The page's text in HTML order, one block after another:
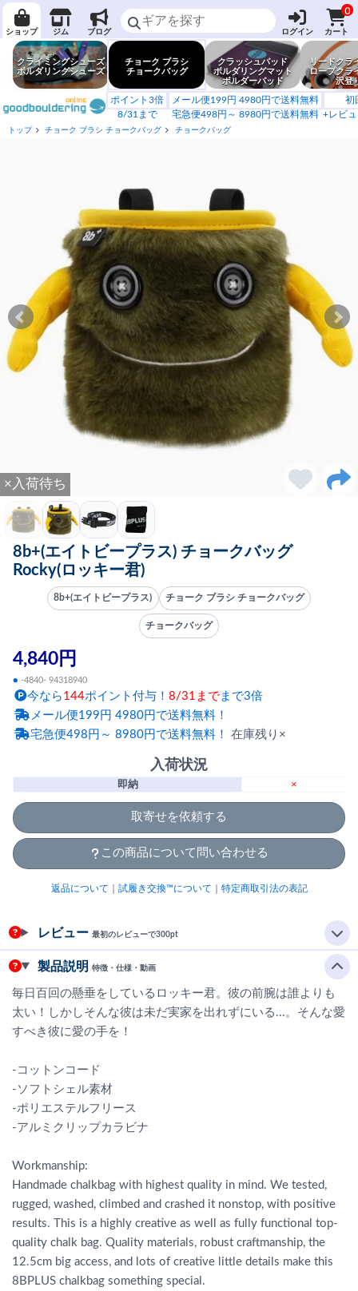
ショップ ジム ブログ ログイン
0
カート
クライミングシューズ
ボルダリングシューズ
チョーク ブラシ
チョークバッグ
クラッシュパッド
ボルダリングマット
ボルダーパッド
リードクラ
ロープクラ
沢登
ポイント3倍
8/31まで
メール便199円 4980円で送料無料
宅急便498円～ 8980円で送料無料
初
+レビ
トップ チョーク ブラシ チョークバッグ チョークバッグ
×入荷待ち
8b+(エイトビープラス) チョークバッグ
Rocky(ロッキー君)
8b+(エイトビープラス) チョーク ブラシ チョークバッグ
チョークバッグ
4,840円
● -4840- 94318940
今なら 144ポイント付与！ 8/31まで まで3倍
メール便199円 4980円で送料無料！
宅急便498円～ 8980円で送料無料！ 在庫残り×
入荷状況
即納 ×
取寄せを依頼する
この商品について問い合わせる
返品について 試履き交換™について 特定商取引法の表記
レビュー 最初のレビューで300pt
製品説明 特徴・仕様・動画
毎日百回の懸垂をしているロッキー君。彼の前腕は誰よりも
太い！しかしそんな彼は未だ実家を出れずにいる...。そんな愛
すべき彼に愛の手を！
-コットンコード
-ソフトシェル素材
-ポリエステルフリース
-アルミクリップカラビナ
Workmanship:
Handmade chalkbag with highest quality in mind. We tested,
rugged, washed, climbed and crashed it nonstop, with positive
results. This is a highly creative as well as fully functional top-
quality chalk bag. Quality materials, robust craftmanship, the
12.5cm big access, and lots of creative little details make this
8BPLUS chalkbag something special.